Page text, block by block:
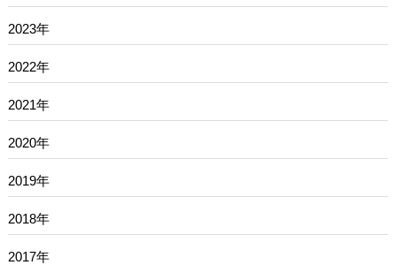
2023年
2022年
2021年
2020年
2019年
2018年
2017年